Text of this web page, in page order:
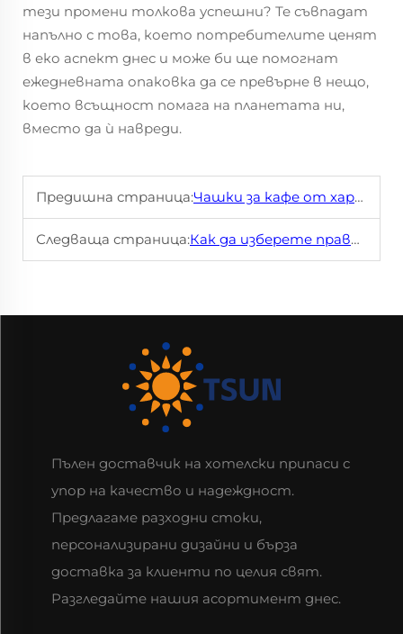
тези промени толкова успешни? Те съвпадат
напълно с това, което потребителите ценят
в еко аспект днес и може би ще помогнат
ежедневната опаковка да се превърне в нещо,
което всъщност помага на планетата ни,
вместо да ѝ навреди.
Предишна страница:Чашки за кафе от хартия с персонализирано принт за марки
Следваща страница:Как да изберете правилния одноразов съдове за храна
Пълен доставчик на хотелски припаси с
упор на качество и надеждност.
Предлагаме разходни стоки,
персонализирани дизайни и бърза
доставка за клиенти по целия свят.
Разгледайте нашия асортимент днес.